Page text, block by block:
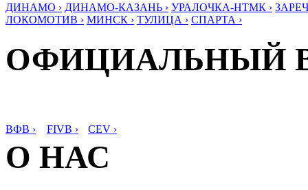
ДИНАМО › ДИНАМО-КАЗАНЬ › УРАЛОЧКА-НТМК ›
ЛОКОМОТИВ › МИНСК › ТУЛИЦА › СПАРТА ›
ОФИЦИАЛЬНЫЙ
ВФВ › FIVB › CEV ›
О НАС